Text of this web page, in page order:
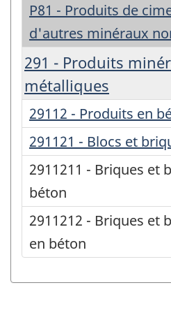
P81 - Produits de
d'autres minéraux
291 - Produits
métalliques
29112 - Produits en
291121 - Blocs et
2911211 - Briques et
béton
2911212 - Briques et
en béton